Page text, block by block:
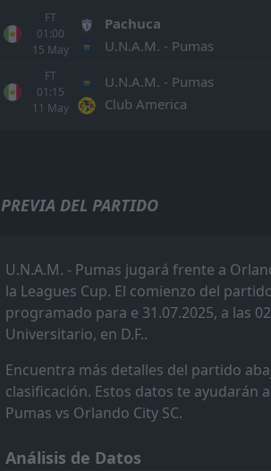
FT
01:00
15 May
Pachuca
U.N.A.M. - Pumas
FT
01:15
11 May
U.N.A.M. - Pumas
Club America
FT
23:30
05Aug
Monterrey
Orlando City SC
FT
01Aug
New York Red Bulls
Orlando City SC
FT
23:30
Orlando City SC
Nashville SC
FT
San Jose Earthquakes
PREVIA DEL PARTIDO
U.N.A.M. - Pumas jugará frente a
la Leagues Cup. El comienzo del
programado para e 31.07.2025, a las
Universitario, en D.F..
Encuentra más detalles del partido
clasificación. Estos datos te ayudarán
Pumas vs Orlando City SC.
Análisis de Datos